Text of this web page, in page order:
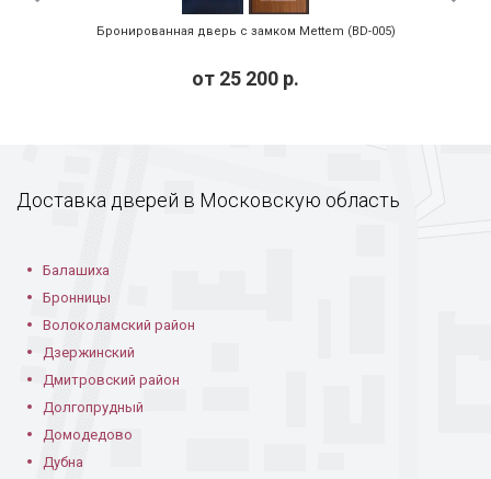
Бронированная дверь с замком Mettem (BD-005)
от 25 200 р.
Доставка дверей в Московскую область
Балашиха
Бронницы
Волоколамский район
Дзержинский
Дмитровский район
Долгопрудный
Домодедово
Дубна